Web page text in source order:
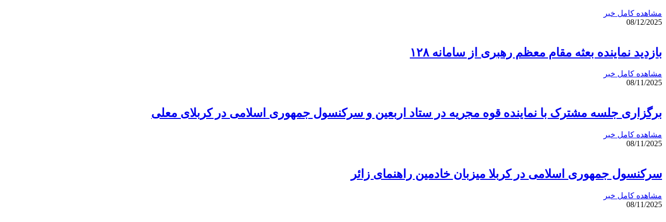
مشاهده کامل خبر
08/12/2025
بازدید نماینده بعثه مقام معظم رهبری از سامانه ۱۲۸
مشاهده کامل خبر
08/11/2025
برگزاری جلسه مشترک با نماینده قوه مجریه در ستاد اربعین و سرکنسول جمهوری اسلامی در کربلای معلی
مشاهده کامل خبر
08/11/2025
سرکنسول جمهوری اسلامی در کربلا میزبان خادمین راهنمای زائر
مشاهده کامل خبر
08/11/2025